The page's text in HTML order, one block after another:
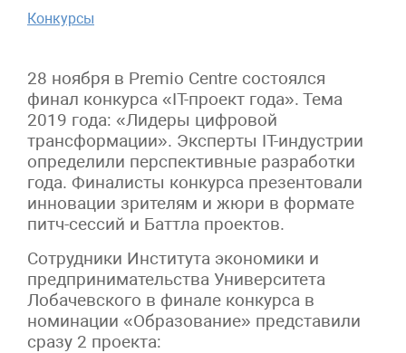
Конкурсы
28 ноября в Premio Centre состоялся
финал конкурса «IT-проект года». Тема
2019 года: «Лидеры цифровой
трансформации». Эксперты IT-индустрии
определили перспективные разработки
года. Финалисты конкурса презентовали
инновации зрителям и жюри в формате
питч-сессий и Баттла проектов.
Сотрудники Института экономики и
предпринимательства Университета
Лобачевского в финале конкурса в
номинации «Образование» представили
сразу 2 проекта: